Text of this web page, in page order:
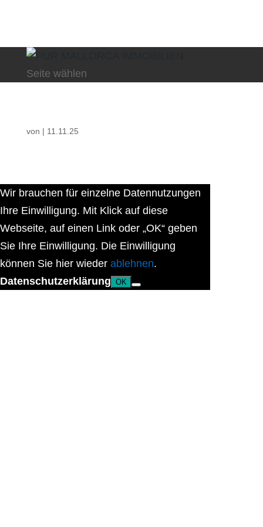
Seite wählen
von | 11.11.25
Wir brauchen für einzelne Datennutzungen
Ihre Einwilligung. Mit Klick auf diese
Webseite, auf einen Link oder „OK“ geben
Sie Ihre Einwilligung. Die Einwilligung
können Sie hier wieder ablehnen.
Datenschutzerklärung OK